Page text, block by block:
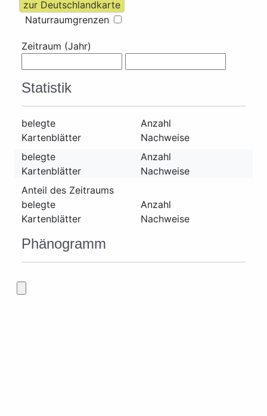
Naturraumgrenzen
Zeitraum (Jahr)
Statistik
belegte
Kartenblätter
Anzahl
Nachweise
belegte
Kartenblätter
Anzahl
Nachweise
Anteil des Zeitraums
belegte
Kartenblätter
Anzahl
Nachweise
Phänogramm